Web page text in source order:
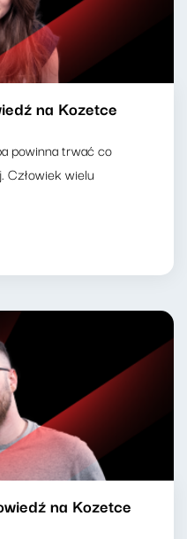
na Kozetce
powinna trwać co
Człowiek wielu
na Kozetce